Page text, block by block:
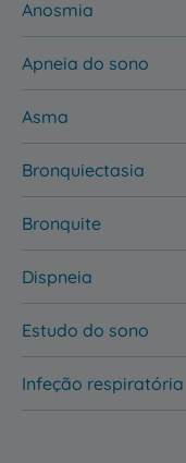
Anosmia
Apneia do sono
Asma
Bronquiectasia
Bronquite
Dispneia
Estudo do sono
Infeção respiratória